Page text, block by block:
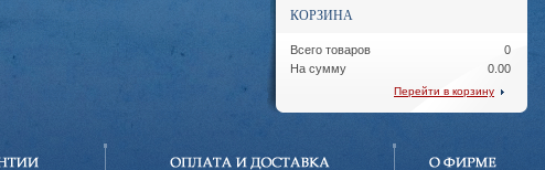
КОРЗИНА
Всего товаров
На сумму
0
0.00
Перейти в корзину